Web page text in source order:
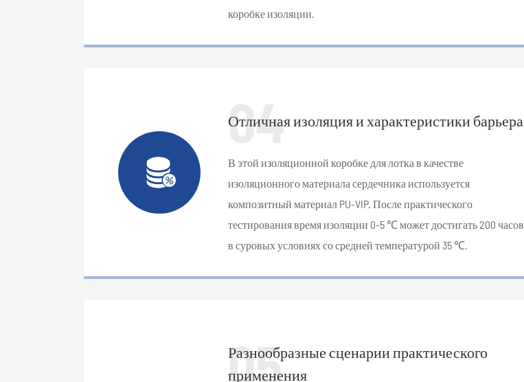
коробке изоляции.
Отличная изоляция и характеристики барьера
04
В этой изоляционной коробке для лотка в качестве
изоляционного материала сердечника используется
композитный материал PU-VIP. После практического
тестирования время изоляции 0-5 ℃ может достигать 200 часов
в суровых условиях со средней температурой 35 ℃.
Разнообразные сценарии практического
применения
05